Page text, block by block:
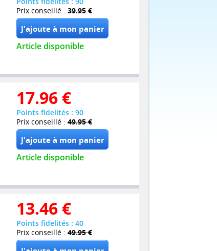
Prix conseillé : 39.95 €
Article disponible
17.96 €
Points fidelités : 90
Prix conseillé : 49.95 €
Article disponible
13.46 €
Points fidelités : 40
Prix conseillé : 49.95 €